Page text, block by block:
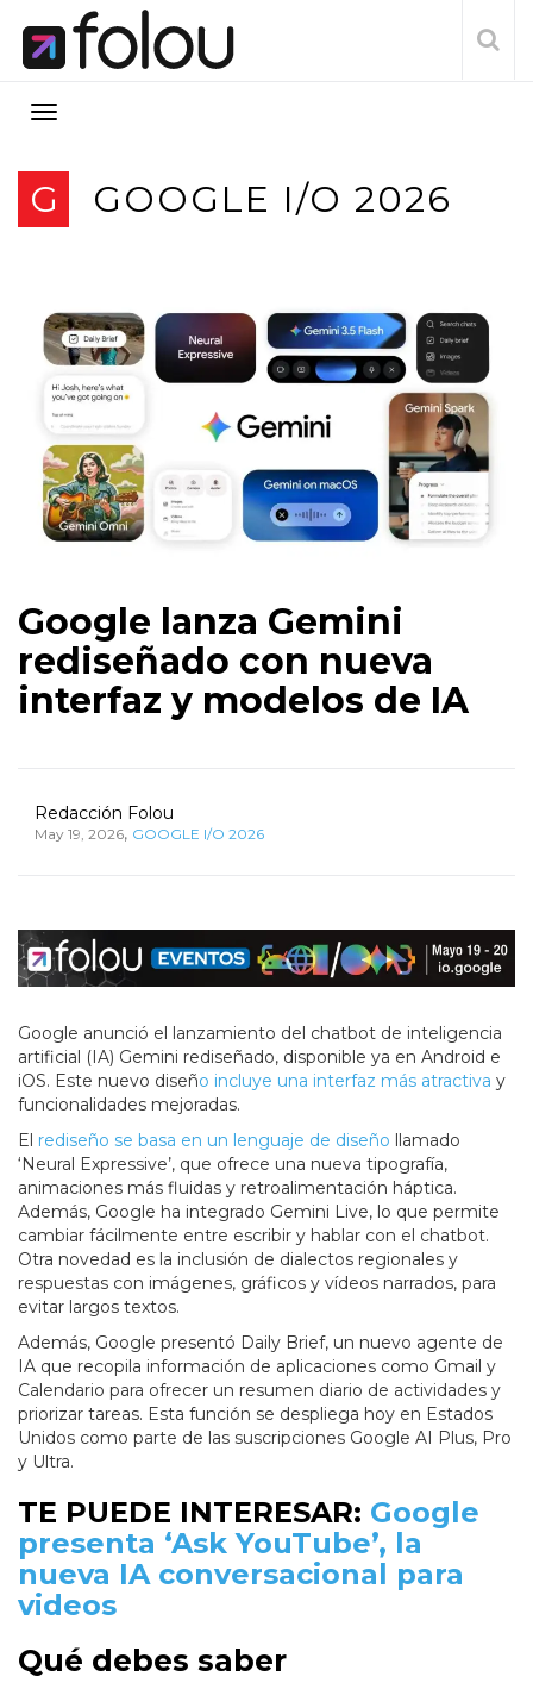
G GOOGLE I/O 2026
Google lanza Gemini
rediseñado con nueva
interfaz y modelos de IA
Redacción Folou
May 19, 2026, GOOGLE I/O 2026
Google anunció el lanzamiento del chatbot de inteligencia
artificial (IA) Gemini rediseñado, disponible ya en Android e
iOS. Este nuevo diseño incluye una interfaz más atractiva y
funcionalidades mejoradas.
El rediseño se basa en un lenguaje de diseño llamado
‘Neural Expressive’, que ofrece una nueva tipografía,
animaciones más fluidas y retroalimentación háptica.
Además, Google ha integrado Gemini Live, lo que permite
cambiar fácilmente entre escribir y hablar con el chatbot.
Otra novedad es la inclusión de dialectos regionales y
respuestas con imágenes, gráficos y vídeos narrados, para
evitar largos textos.
Además, Google presentó Daily Brief, un nuevo agente de
IA que recopila información de aplicaciones como Gmail y
Calendario para ofrecer un resumen diario de actividades y
priorizar tareas. Esta función se despliega hoy en Estados
Unidos como parte de las suscripciones Google AI Plus, Pro
y Ultra.
TE PUEDE INTERESAR: Google
presenta ‘Ask YouTube’, la
nueva IA conversacional para
videos
Qué debes saber